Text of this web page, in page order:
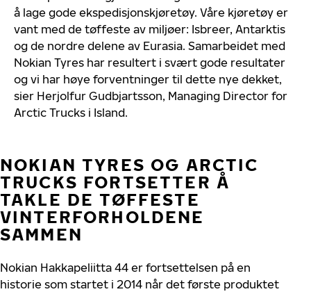
å lage gode ekspedisjonskjøretøy. Våre kjøretøy er
vant med de tøffeste av miljøer: Isbreer, Antarktis
og de nordre delene av Eurasia. Samarbeidet med
Nokian Tyres har resultert i svært gode resultater
og vi har høye forventninger til dette nye dekket,
sier Herjolfur Gudbjartsson, Managing Director for
Arctic Trucks i Island.
NOKIAN TYRES OG ARCTIC
TRUCKS FORTSETTER Å
TAKLE DE TØFFESTE
VINTERFORHOLDENE
SAMMEN
Nokian Hakkapeliitta 44 er fortsettelsen på en
historie som startet i 2014 når det første produktet